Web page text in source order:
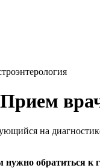
на
обратиться к